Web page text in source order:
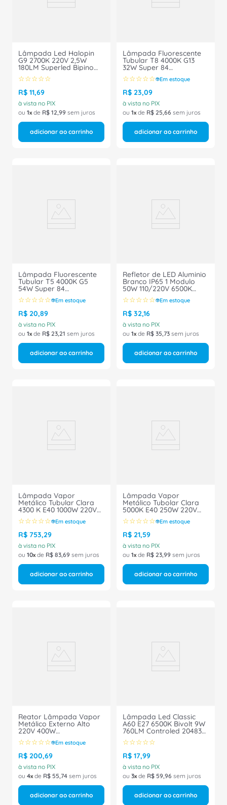
Lâmpada Led Halopin
G9 2700K 220V 2,5W
180LM Superled Bipino
20158 Ourolux
☆☆☆☆☆
R$ 11,69
à vista no PIX
ou 1 de R$ 12,99 sem juros
adicionar ao carrinho
Lâmpada Fluorescente
Tubular T8 4000K G13
32W Super 84
TLDRS32W-S84-I Philips
☆☆☆☆☆ Em estoque
R$ 23,09
à vista no PIX
ou 1 de R$ 25,66 sem juros
adicionar ao carrinho
Lâmpada Fluorescente
Tubular T5 4000K G5
54W Super 84
TL554WESS840 Philips
☆☆☆☆☆ Em estoque
R$ 20,89
à vista no PIX
ou 1 de R$ 23,21 sem juros
adicionar ao carrinho
Refletor de LED Aluminio
Branco IP65 1 Modulo
50W 110/220V 6500K
3264 Ourolux
☆☆☆☆☆ Em estoque
R$ 32,16
à vista no PIX
ou 1 de R$ 35,73 sem juros
adicionar ao carrinho
Lâmpada Vapor
Metálico Tubular Clara
4300 K E40 1000W 220V
HPIT1000W Philips
☆☆☆☆☆ Em estoque
R$ 753,29
à vista no PIX
ou 10 de R$ 83,69 sem juros
adicionar ao carrinho
Lâmpada Vapor
Metálico Tubolar Clara
5000K E40 250W 220V
01966 Ourolux
☆☆☆☆☆ Em estoque
R$ 21,59
à vista no PIX
ou 1 de R$ 23,99 sem juros
adicionar ao carrinho
Reator Lâmpada Vapor
Metálico Externo Alto
220V 400W
MAE40062VP4500 Intral
☆☆☆☆☆ Em estoque
R$ 200,69
à vista no PIX
ou 4 de R$ 55,74 sem juros
adicionar ao carrinho
Lâmpada Led Classic
A60 E27 6500K Bivolt 9W
760LM Controled 20483
Ourolux
☆☆☆☆☆
R$ 17,99
à vista no PIX
ou 3 de R$ 59,96 sem juros
adicionar ao carrinho